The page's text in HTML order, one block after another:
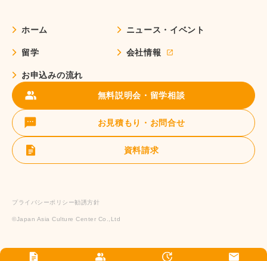
プライバシーポリシー勧誘方針
©️Japan Asia Culture Center Co.,Ltd
ホーム
留学
お申込みの流れ
ニュース・イベント
会社情報
無料説明会・留学相談
お見積もり・お問合せ
資料請求